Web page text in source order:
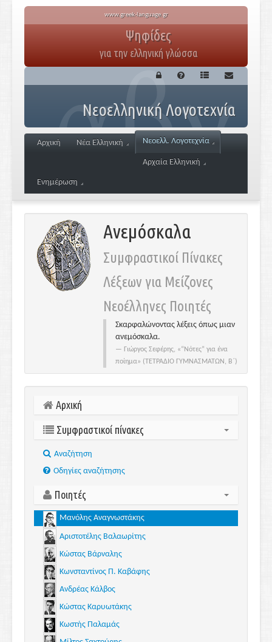
www.greek-language.gr
Ψηφίδες
για την ελληνική γλώσσα
Νεοελληνική Λογοτεχνία
Αρχική Νέα Ελληνική Νεοελλ. Λογοτεχνία
Αρχαία Ελληνική
Ενημέρωση
Ανεμόσκαλα
Συμφραστικοί Πίνακες
Λέξεων για Μείζονες
Νεοέλληνες Ποιητές
Σκαρφαλώνοντας λέξεις όπως μιαν
ανεμόσκαλα.
Γιώργος Σεφέρης, «“Νότες” για ένα
ποίημα» (ΤΕΤΡΑΔΙΟ ΓΥΜΝΑΣΜΑΤΩΝ, Β΄)
Αρχική
Συμφραστικοί πίνακες
Aναζήτηση
Οδηγίες αναζήτησης
Ποιητές
Μανόλης Αναγνωστάκης
Αριστοτέλης Βαλαωρίτης
Κώστας Βάρναλης
Κωνσταντίνος Π. Καβάφης
Ανδρέας Κάλβος
Κώστας Καρυωτάκης
Κωστής Παλαμάς